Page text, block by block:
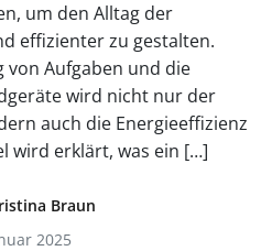
um den Alltag der
effizienter zu gestalten.
Aufgaben und die
wird nicht nur der
auch die Energieeffizienz
wird erklärt, was ein […]
Braun
2025